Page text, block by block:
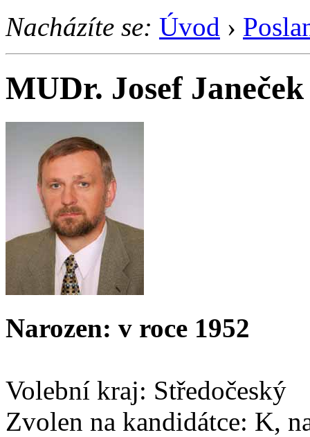
Nacházíte se: Úvod ›
MUDr. Josef Janeček
Narozen: v roce 1952
Volební kraj: Středočeský
Zvolen na kandidátce: K,